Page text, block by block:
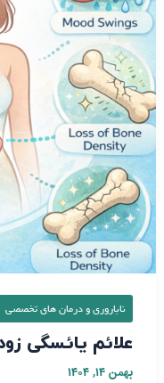
ناباروری و درمان‌ های تخصصی
علائم یائسگی
بهمن ۱۴, ۱۴۰۴